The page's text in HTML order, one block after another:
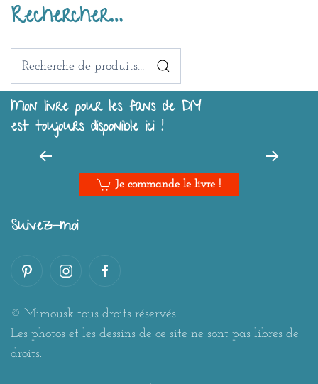
Rechercher…
Recherche
Mon livre pour les fans de DIY
est toujours disponible ici !
Je commande le livre !
Suivez-moi
© Mimousk tous droits réservés.
Les photos et les dessins de ce site ne sont pas libres de
droits.